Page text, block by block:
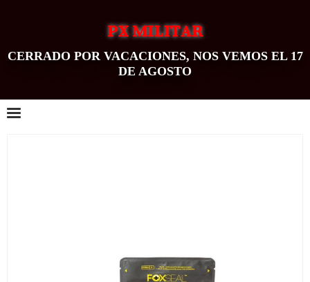
PX MILITAR
CERRADO POR VACACIONES, NOS VEMOS EL 17
DE AGOSTO